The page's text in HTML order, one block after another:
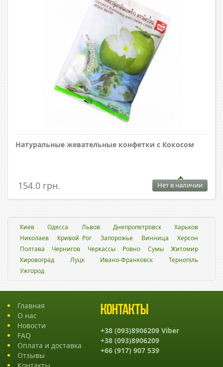
Натуральные жевательные конфетки с Кокосом
154.0 грн. Нет в наличии
Киев Одесса Львов Днепропетровск
Харьков
Николаев
Кривой Рог Запорожье Винница
Херсон
Полтава
Чернигов Черкассы Ровно Сумы
Житомир
Кировоград
Луцк Ивано-Франковск
Тернопіль
Ужгород
Главная
О нас
Новости
FAQ
Оплата и доставка
Отзывы
Контакты
+38 (093)8906209 Viber
+38 (093)8906209
+66 (917) 907 539